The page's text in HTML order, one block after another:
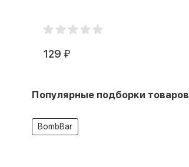
129 ₽
Популярные подборки товаров
BombBar